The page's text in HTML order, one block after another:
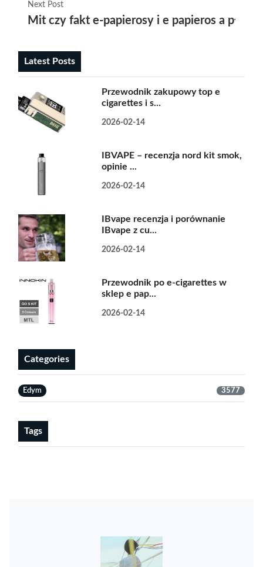
Next Post
Mit czy fakt e-papierosy i e papieros a
Latest Posts
Przewodnik zakupowy top e
cigarettes i s...
2026-02-14
IBVAPE – recenzja nord kit smok,
opinie ...
2026-02-14
IBvape recenzja i porównanie
IBvape z cu...
2026-02-14
Przewodnik po e-cigarettes w
sklep e pap...
2026-02-14
Categories
Edym 3577
Tags